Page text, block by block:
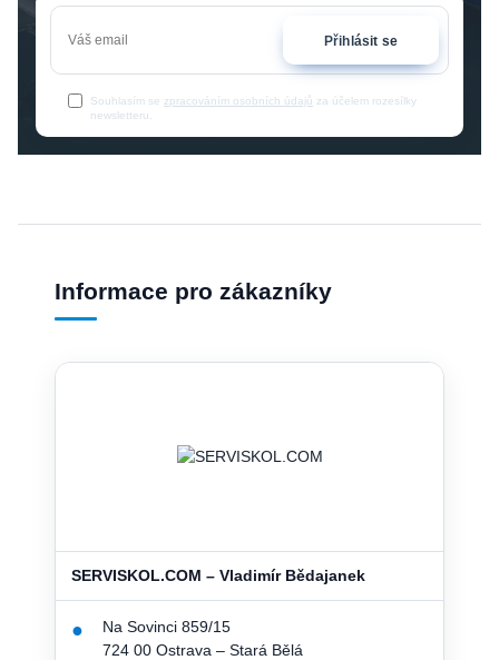
Přihlásit se
Souhlasím se zpracováním osobních údajů za účelem rozesílky
newsletteru.
Informace pro zákazníky
SERVISKOL.COM – Vladimír Bědajanek
●
Na Sovinci 859/15
724 00 Ostrava – Stará Bělá